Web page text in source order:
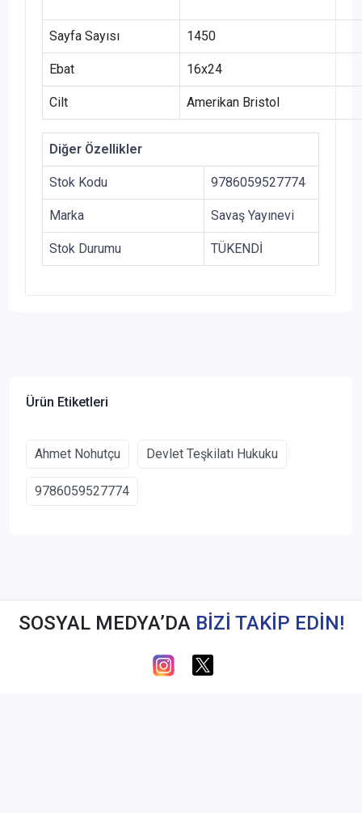
Sayfa Sayısı 1450
Ebat 16x24
Cilt Amerikan Bristol
Diğer Özellikler
Stok Kodu 9786059527774
Marka Savaş Yayınevi
Stok Durumu TÜKENDİ
Ürün Etiketleri
Ahmet Nohutçu Devlet Teşkilatı Hukuku
9786059527774
SOSYAL MEDYA’DA BİZİ TAKİP EDİN!